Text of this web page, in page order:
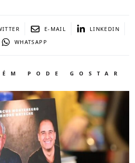
E-MAIL
LINKEDIN
WHATSAPP
PODE GOSTAR